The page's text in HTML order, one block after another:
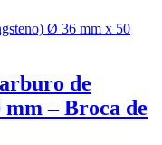
de
– Broca de